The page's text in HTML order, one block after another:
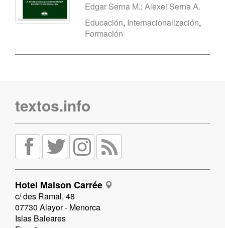
Edgar Serna M.; Alexei Serna A.
Educación, Internacionalización,
Formación
textos.info
Hotel Maison Carrée
c/ des Ramal, 48
07730 Alayor - Menorca
Islas Baleares